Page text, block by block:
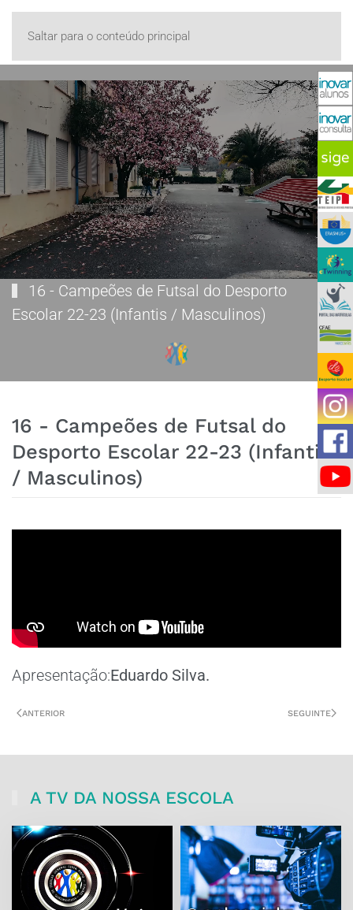
Saltar para o conteúdo principal
16 - Campeões de Futsal do Desporto
Escolar 22-23 (Infantis / Masculinos)
16 - Campeões de Futsal do
Desporto Escolar 22-23 (Infantis
/ Masculinos)
Apresentação:Eduardo Silva.
ANTERIOR SEGUINTE
A TV DA NOSSA ESCOLA